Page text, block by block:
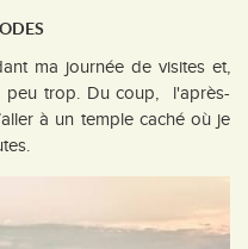
ma journée de visites et,
peu trop. Du coup, l'après-
à un temple caché où je